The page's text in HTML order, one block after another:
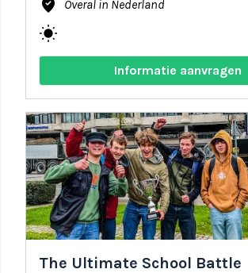
where_to_vote Overal in Nederland
wb_sunny
Informatie aanvragen
The Ultimate School Battle